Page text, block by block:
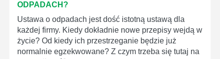
ODPADACH?
Ustawa o odpadach jest dość istotną ustawą dla
każdej firmy. Kiedy dokładnie nowe przepisy wejdą w
życie? Od kiedy ich przestrzeganie będzie już
normalnie egzekwowane? Z czym trzeba się tutaj na